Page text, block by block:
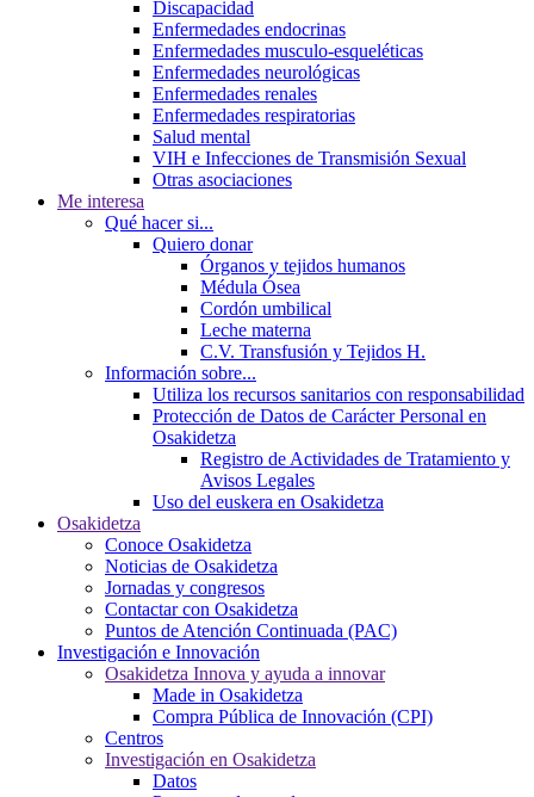
Discapacidad
Enfermedades endocrinas
Enfermedades musculo-esqueléticas
Enfermedades neurológicas
Enfermedades renales
Enfermedades respiratorias
Salud mental
VIH e Infecciones de Transmisión Sexual
Otras asociaciones
Me interesa
Qué hacer si...
Quiero donar
Órganos y tejidos humanos
Médula Ósea
Cordón umbilical
Leche materna
C.V. Transfusión y Tejidos H.
Información sobre...
Utiliza los recursos sanitarios con responsabilidad
Protección de Datos de Carácter Personal en
Osakidetza
Registro de Actividades de Tratamiento y
Avisos Legales
Uso del euskera en Osakidetza
Osakidetza
Conoce Osakidetza
Noticias de Osakidetza
Jornadas y congresos
Contactar con Osakidetza
Puntos de Atención Continuada (PAC)
Investigación e Innovación
Osakidetza Innova y ayuda a innovar
Made in Osakidetza
Compra Pública de Innovación (CPI)
Centros
Investigación en Osakidetza
Datos